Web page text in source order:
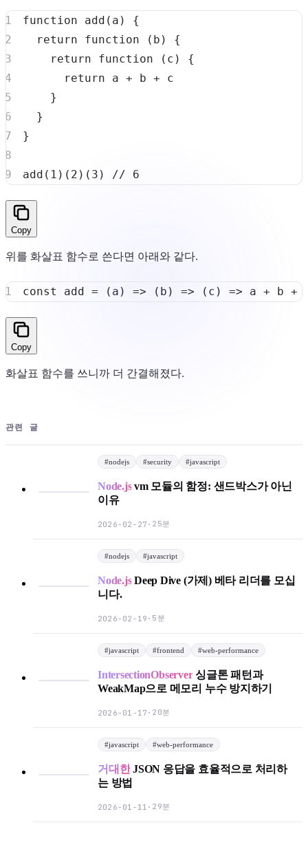
function add ( a )
{
return
function ( b )
{
return
function ( c )
{
return a + b +
}
}
}
add ( 1 ) ( 2 ) ( 3 ) // 6
Copy
위를 화살표 함수로 쓴다면 아래와 같다.
const add = ( a ) => ( b ) => ( c ) => a + b +
Copy
화살표 함수를 쓰니까 더 간결해졌다.
관련 글
#nodejs #security #javascript
Node.js vm 모듈의 함정: 샌드박스가 아닌
이유
2026-02-27 · 25분
#nodejs #javascript
Node.js Deep Dive (가제) 베타 리더를 모십
니다.
2026-02-19 · 5분
#javascript #frontend #web-performance
IntersectionObserver 싱글톤 패턴과
WeakMap으로 메모리 누수 방지하기
2026-01-17 · 20분
#javascript #web-performance
거대한 JSON 응답을 효율적으로 처리하
는 방법
2026-01-11 · 29분